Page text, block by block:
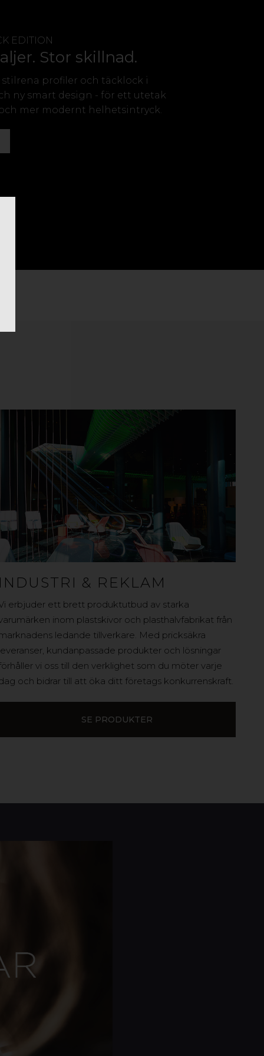
EDITION
Stor skillnad.
stilrena profiler och täcklock i
ny smart design - för ett utetak
mer modernt helhetsintryck.
& REKLAM
erbjuder ett brett produktutbud av starka
inom plastskivor och plasthalvfabrikat från
ledande tillverkare. Med pricksäkra
kundanpassade produkter och lösningar
vi oss till den verklighet som du möter varje
och bidrar till att öka ditt företags konkurrenskraft.
SE PRODUKTER